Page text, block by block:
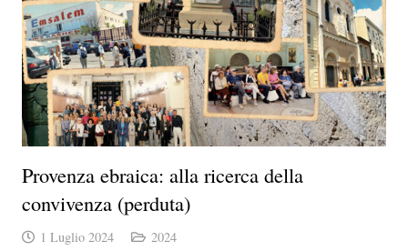
Provenza ebraica: alla ricerca della
convivenza (perduta)
1 Luglio 2024 2024